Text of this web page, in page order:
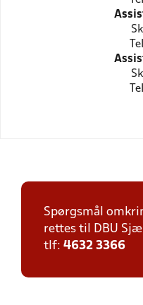
Spørgsmål
rettes til DBU
tlf: 4632 3366